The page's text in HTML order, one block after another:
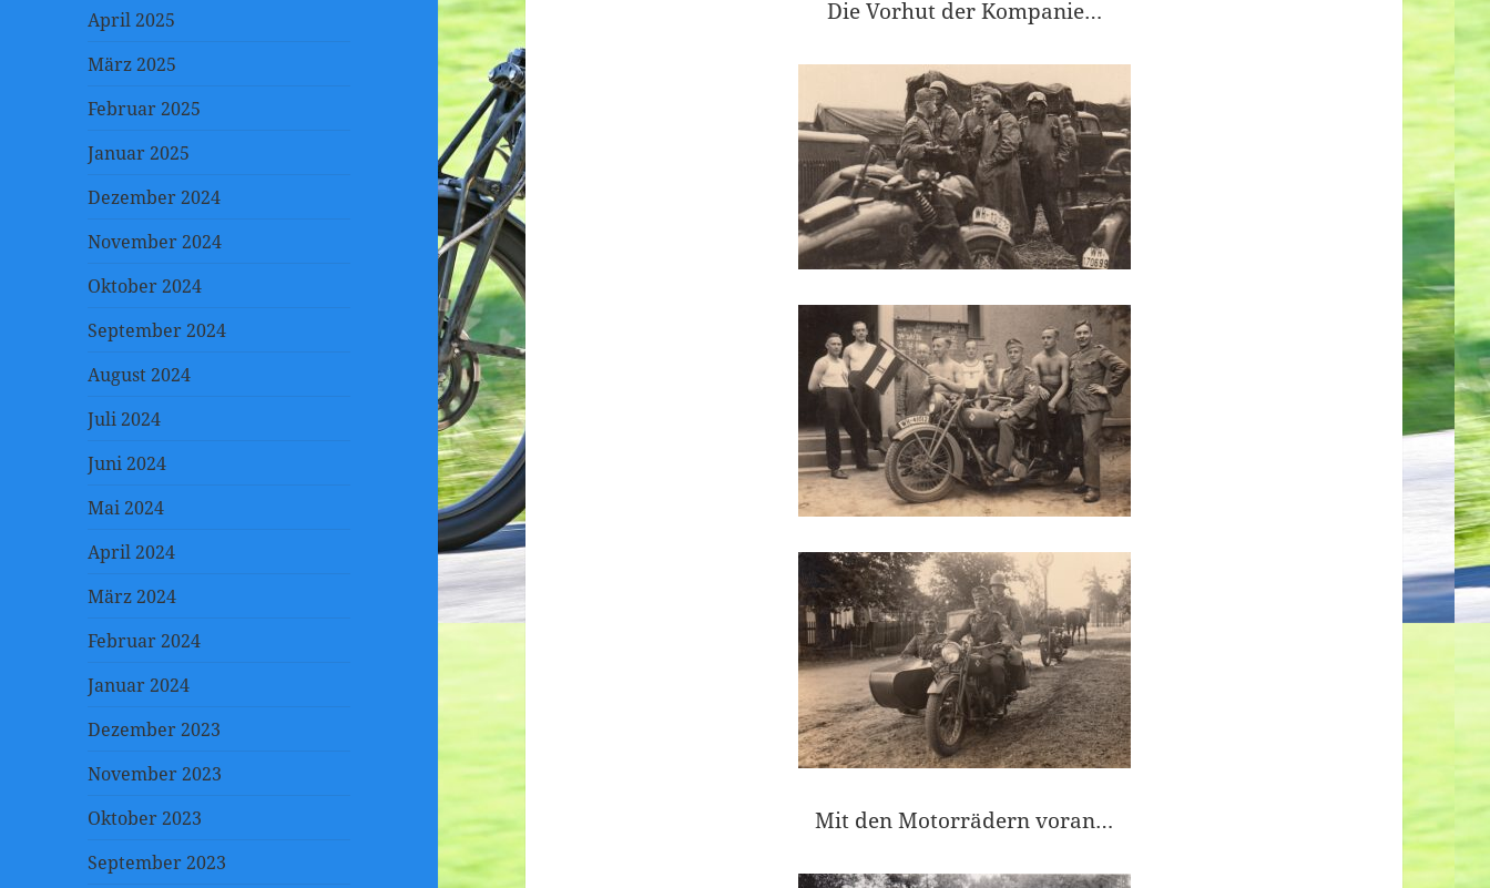
April 2025
März 2025
Februar 2025
Januar 2025
Dezember 2024
November 2024
Oktober 2024
September 2024
August 2024
Juli 2024
Juni 2024
Mai 2024
April 2024
März 2024
Februar 2024
Januar 2024
Dezember 2023
November 2023
Oktober 2023
September 2023
Die Vorhut der Kompanie…
Mit den Motorrädern voran…